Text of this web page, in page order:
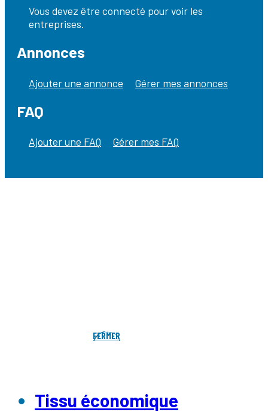
Vous devez être connecté pour voir les
entreprises.
Annonces
Ajouter une annonce Gérer mes annonces
FAQ
Ajouter une FAQ Gérer mes FAQ
FERMER
Tissu économique